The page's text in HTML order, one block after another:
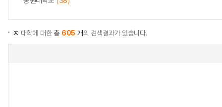
ㅈ 대학에 대한총 605 개의 검색결과가 있습니다.